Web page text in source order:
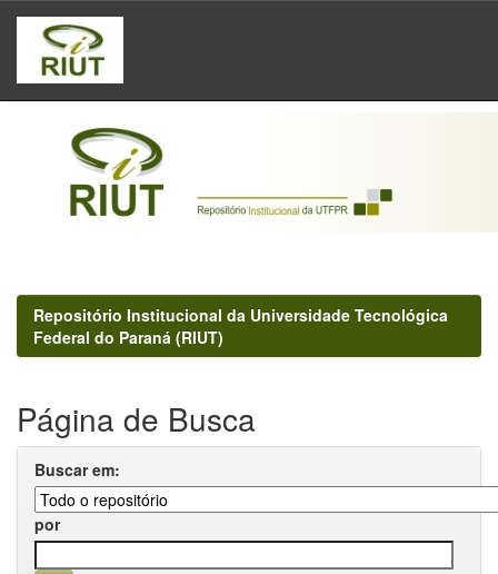
Skip
navigation
Repositório Institucional da Universidade Tecnológica
Federal do Paraná (RIUT)
Página de Busca
Buscar em:
por